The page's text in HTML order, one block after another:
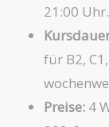
21:00 Uhr.
für B2,
Preise:4